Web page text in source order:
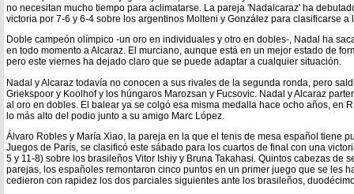
no necesitan mucho tiempo para aclimatarse. La pareja 'Nadalcaraz' ha
victoria por 7-6 y 6-4 sobre los argentinos Molteni y González para clasificarse a
Doble campeón olímpico -un oro en individuales y otro en dobles-, Nadal ha
en todo momento a Alcaraz. El murciano, aunque está en un mejor estado de
pero este viernes ha dejado claro que se puede adaptar a cualquier situación.
Nadal y Alcaraz todavía no conocen a sus rivales de la segunda ronda, pero
Griekspoor y Koolhof y los húngaros Marozsan y Fucsovic. Nadal y Alcaraz
al oro en dobles. El balear ya se colgó esa misma medalla hace ocho años, en
lo más alto del podio junto a su amigo Marc López.
Álvaro Robles y María Xiao, la pareja en la que el tenis de mesa español tiene
Juegos de París, se clasificó este sábado para los cuartos de final con una
5 y 11-8) sobre los brasileños Vitor Ishiy y Bruna Takahasi. Quintos cabezas de
parejas, los españoles remontaron cinco puntos en un primer juego que se les
cedieron con rapidez los dos parciales siguientes ante los brasileños,